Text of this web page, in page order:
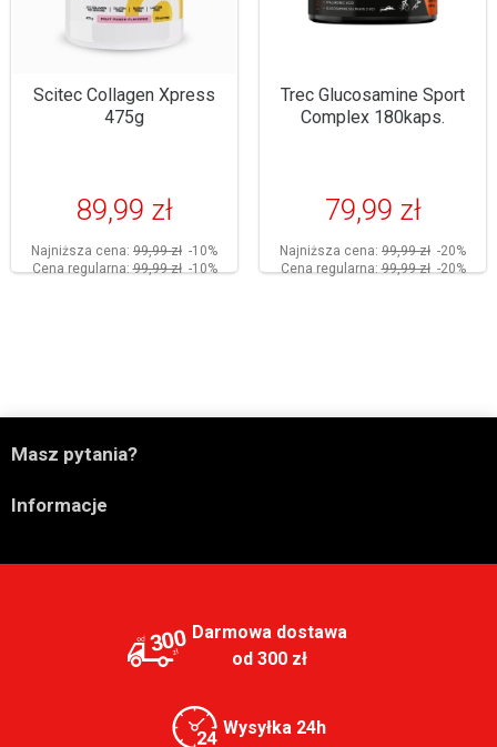
Scitec Collagen Xpress
475g
89,99 zł
Najniższa cena: 99,99 zł -10%
Cena regularna:99,99 zł -10%
Trec Glucosamine Sport
Complex 180kaps.
79,99 zł
Najniższa cena: 99,99 zł -20%
Cena regularna:99,99 zł -20%
Masz pytania?
Informacje
300 Darmowa dostawa
od 300 zł
Wysyłka 24h